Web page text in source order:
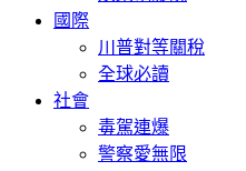
國際
川普對等關稅
全球必讀
社會
毒駕連爆
警察愛無限